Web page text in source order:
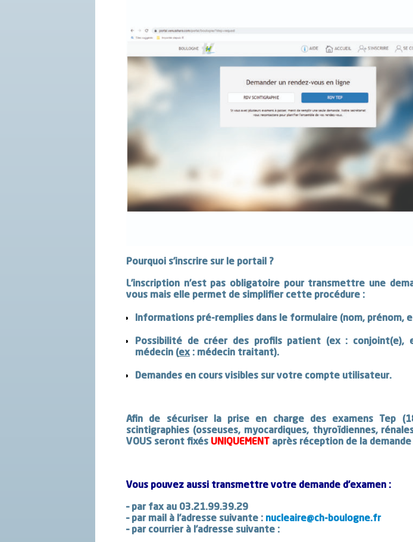
Pourquoi s’inscrire sur le portail ?
L’inscription n’est pas obligatoire pour transmettre une
vous mais elle permet de simplifier cette procédure :
Informations pré-remplies dans le formulaire (nom, prénom,
Possibilité de créer des profils patient (ex : conjoint(e),
médecin (ex: médecin traitant).
Demandes en cours visibles sur votre compte utilisateur.
Afin de sécuriser la prise en charge des examens Tep
scintigraphies (osseuses, myocardiques, thyroïdiennes,
VOUS seront fixés UNIQUEMENT après réception de la demande
Vous pouvez aussi transmettre votre demande d’examen :
– par fax au 03.21.99.39.29
– par mail à l’adresse suivante : nucleaire@ch-boulogne.fr
– par courrier à l’adresse suivante :